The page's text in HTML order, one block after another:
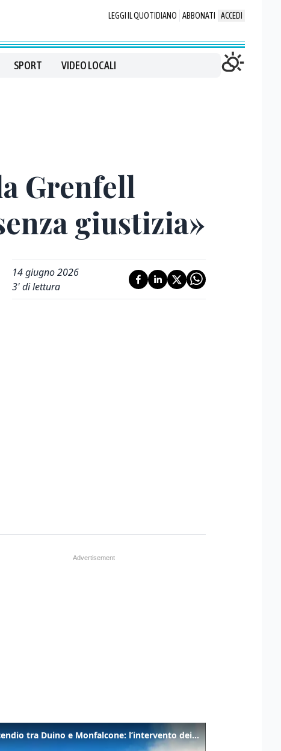
LEGGI IL QUOTIDIANO ABBONATI ACCEDI
SPORT VIDEO LOCALI
Grenfell
giustizia»
14 giugno 2026
3' di lettura
Incendio tra Duino e Monfalcone: l’intervento dei vigili del fuoco